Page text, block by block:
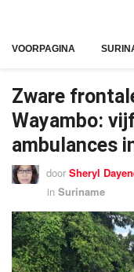
VOORPAGINA
Zware
Wayambo:
ambulances
door Sheryl
in Suriname